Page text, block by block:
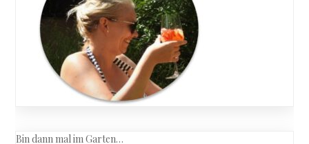
Bin dann mal im Garten…